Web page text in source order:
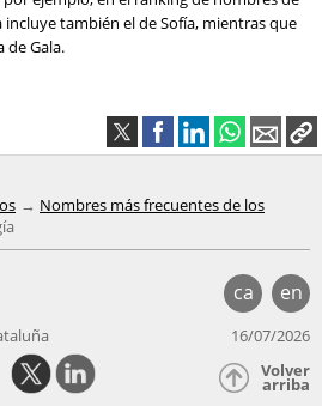
incluye también el de Sofía, mientras que
de Gala.
Nombres más frecuentes de los
ca en
16/07/2026
Volver
arriba